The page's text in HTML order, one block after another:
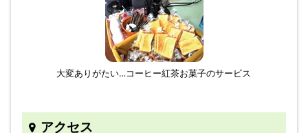
大変ありがたい…コーヒー紅茶お菓子のサービス
アクセス